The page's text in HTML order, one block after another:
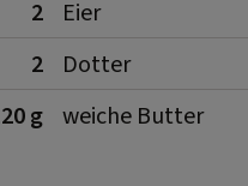
2
Eier
2
Dotter
g weiche Butter